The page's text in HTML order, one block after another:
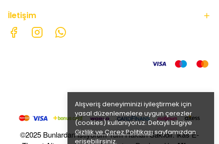
Alışveriş deneyiminizi iyileştirmek için
yasal düzenlemelere uygun çerezler
(cookies) kullanıyoruz. Detaylı bilgiye
Gizlilik ve Çerez Politikasısayfamızdan
erişebilirsiniz.
İletişim
©2025 Bunlardan İstiyorum Tüm Hakları Saklıdır. ikas E-